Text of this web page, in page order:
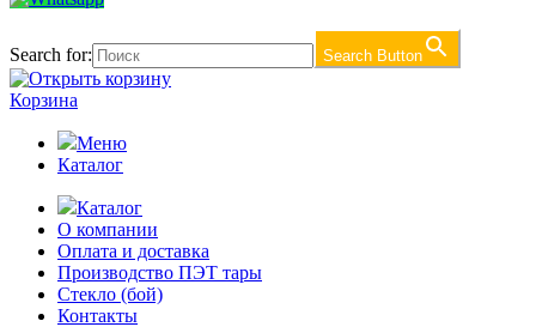
Search for: Search Button
Корзина
Меню
Каталог
Каталог
О компании
Оплата и доставка
Производство ПЭТ тары
Стекло (бой)
Контакты